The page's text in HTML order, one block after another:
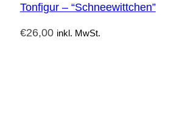
Tonfigur – “Schneewittchen”
€26,00 inkl. MwSt.